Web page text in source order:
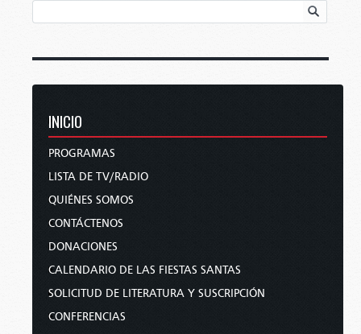
INICIO
PROGRAMAS
LISTA DE TV/RADIO
QUIÉNES SOMOS
CONTÁCTENOS
DONACIONES
CALENDARIO DE LAS FIESTAS SANTAS
SOLICITUD DE LITERATURA Y SUSCRIPCIÓN
CONFERENCIAS